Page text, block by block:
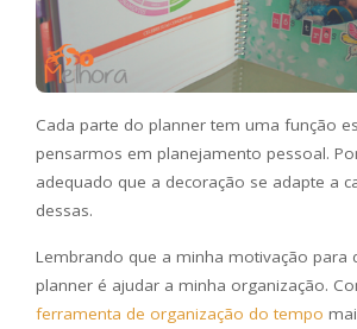
Cada parte do planner tem uma função
pensarmos em planejamento pessoal.
adequado que a decoração se adapte a
dessas.
Lembrando que a minha motivação para
planner é ajudar a minha organização.
ferramenta de organização do tempo